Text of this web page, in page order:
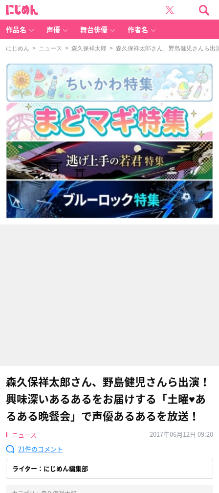
作品名 声優 舞台俳優 作者名
にじめん > ニュース > 森久保祥太郎 > 森久保祥太郎さん、野島健児さんら出
森久保祥太郎さん、野島健児さんら出演！
興味深いあるあるをお届けする「土曜♥あ
るある晩餐会」で声優あるあるを放送！
ニュース
2017年06月12日 09:20
21
ライター：にじめん編集部